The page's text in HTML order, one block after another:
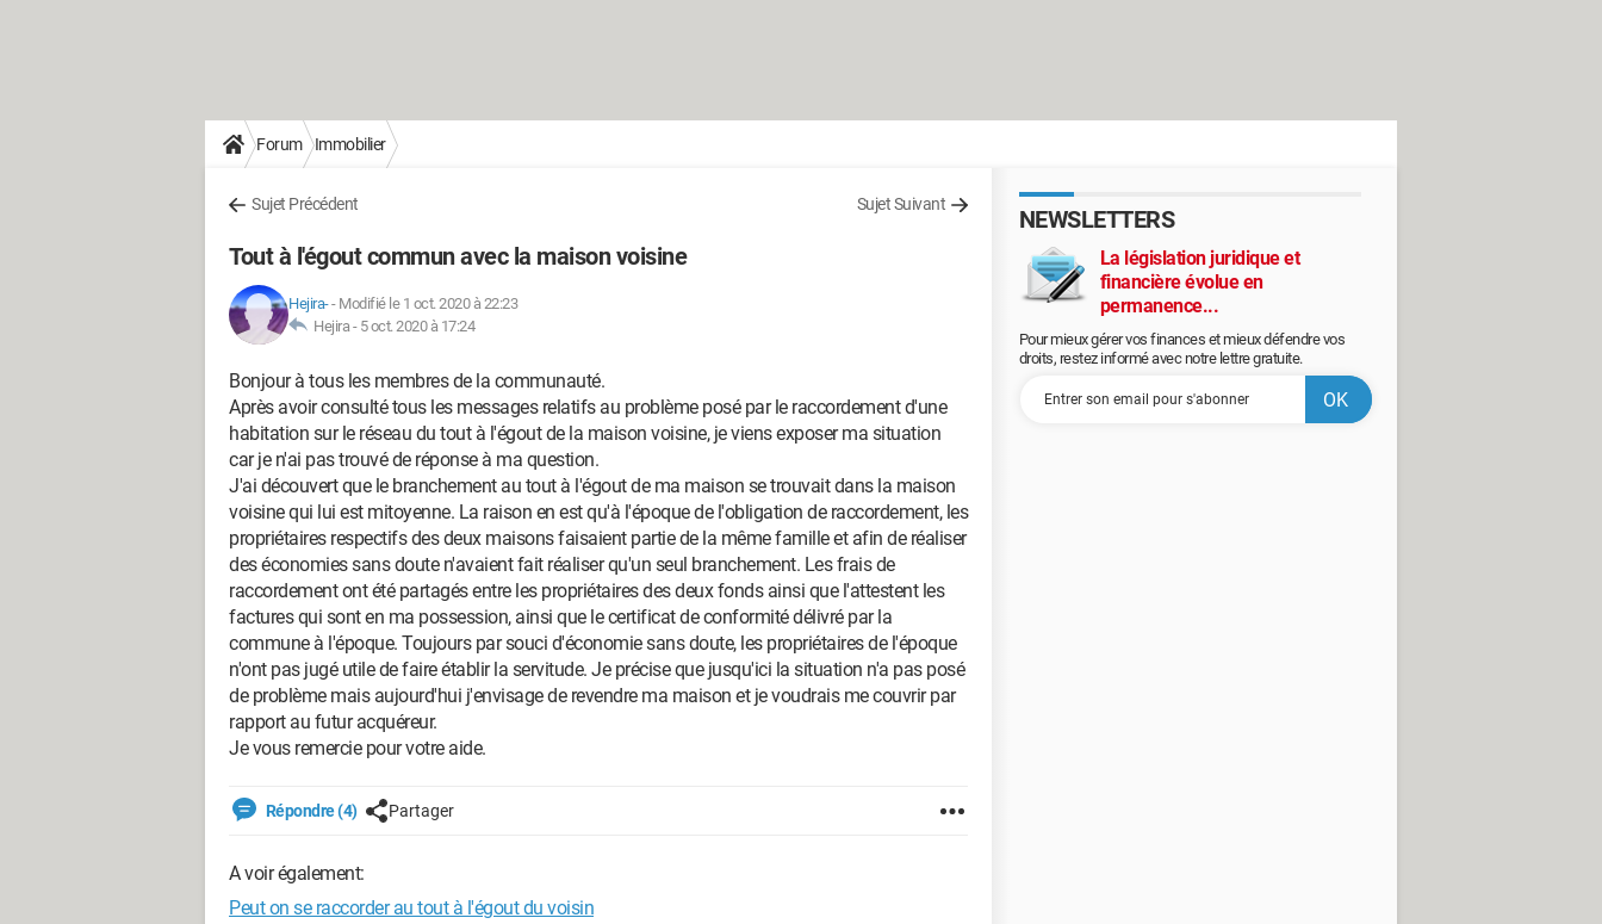
Forum Immobilier
Sujet Précédent Sujet Suivant
Tout à l'égout commun avec la maison voisine
Hejira-- Modifié le 1 oct. 2020 à 22:23
Hejira - 5 oct. 2020 à 17:24
Bonjour à tous les membres de la communauté.
Après avoir consulté tous les messages relatifs au problème posé par le raccordement d'une
habitation sur le réseau du tout à l'égout de la maison voisine, je viens exposer ma situation
car je n'ai pas trouvé de réponse à ma question.
J'ai découvert que le branchement au tout à l'égout de ma maison se trouvait dans la maison
voisine qui lui est mitoyenne. La raison en est qu'à l'époque de l'obligation de raccordement, les
propriétaires respectifs des deux maisons faisaient partie de la même famille et afin de réaliser
des économies sans doute n'avaient fait réaliser qu'un seul branchement. Les frais de
raccordement ont été partagés entre les propriétaires des deux fonds ainsi que l'attestent les
factures qui sont en ma possession, ainsi que le certificat de conformité délivré par la
commune à l'époque. Toujours par souci d'économie sans doute, les propriétaires de l'époque
n'ont pas jugé utile de faire établir la servitude. Je précise que jusqu'ici la situation n'a pas posé
de problème mais aujourd'hui j'envisage de revendre ma maison et je voudrais me couvrir par
rapport au futur acquéreur.
Je vous remercie pour votre aide.
Répondre (4) Partager
A voir également:
Peut on se raccorder au tout à l'égout du voisin
NEWSLETTERS
La législation juridique et
financière évolue en
permanence...
Pour mieux gérer vos finances et mieux défendre vos
droits, restez informé avec notre lettre gratuite.